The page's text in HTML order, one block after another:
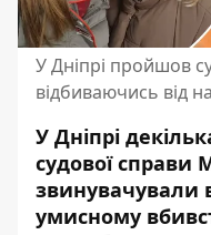
У Дніпрі пройшов
відбиваючись від
У Дніпрі
судової справи
звинувачували
умисному